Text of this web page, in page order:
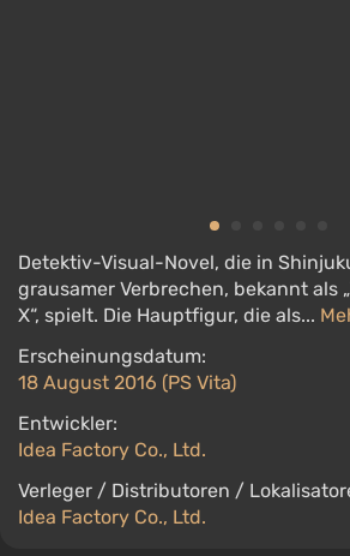
Detektiv-Visual-Novel, die in
grausamer Verbrechen, bekannt als
X“, spielt. Die Hauptfigur, die als...
Erscheinungsdatum:
18 August 2016 (PS Vita)
Entwickler:
Idea Factory Co., Ltd.
Verleger / Distributoren /
Idea Factory Co., Ltd.